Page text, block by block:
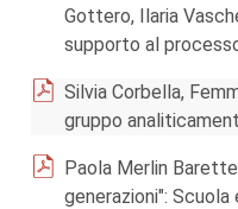
Gottero, Ilaria
supporto al
Silvia Corbella,
gruppo
Paola Merlin
generazioni":